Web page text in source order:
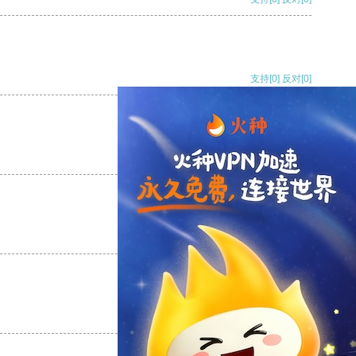
支持[0] 反对[0]
支持[0] 反对
支持
反对 [0]